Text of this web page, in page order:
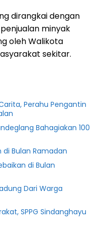
dirangkai dengan
minyak
oleh Walikota
sekitar.
Perahu Pengantin
Bahagiakan 100
di Bulan Ramadan
di Bulan
Dari Warga
SPPG Sindanghayu